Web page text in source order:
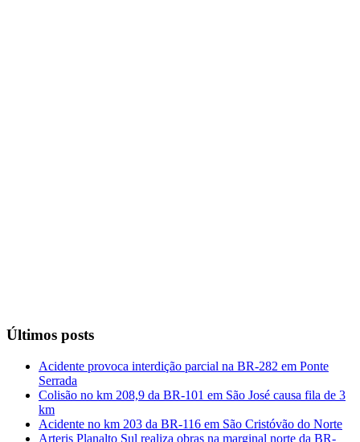
Últimos posts
Acidente provoca interdição parcial na BR-282 em Ponte
Serrada
Colisão no km 208,9 da BR-101 em São José causa fila de 3
km
Acidente no km 203 da BR-116 em São Cristóvão do Norte
Arteris Planalto Sul realiza obras na marginal norte da BR-